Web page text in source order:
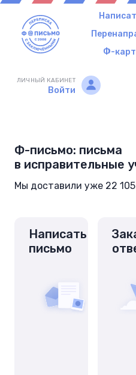
Ф-
ЛИЧНЫЙ КАБИНЕТ
Войти
Ф-письмо: письма
в исправительные
Мы доставили уже 22
Написать
письмо